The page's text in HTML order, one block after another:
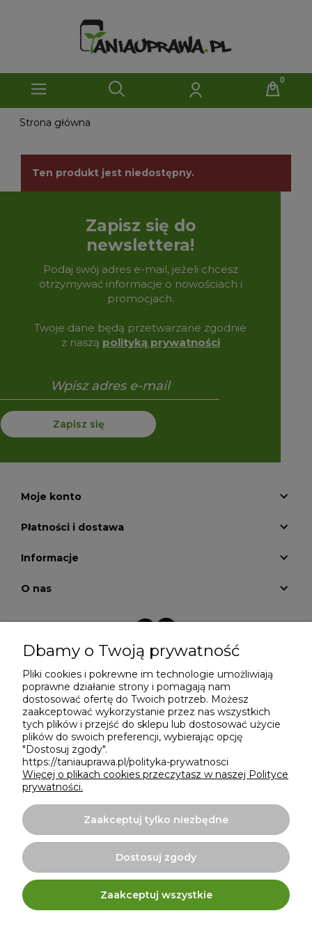
Strona główna
Ten produkt jest niedostępny.
Zapisz się do
newslettera!
Podaj swój adres e-mail, jeżeli chcesz
otrzymywać informacje o nowościach i
promocjach.
Twoje dane będą przetwarzane zgodnie
z naszą polityką prywatności
Zapisz się
Moje konto
Płatności i dostawa
Informacje
O nas
Projekt i wykonanie:Ecommercy.pl
Internetowy sklep TaniaUprawa.pl | ul. Bulwar Ikara 15a,
54-130 Wrocław |taniauprawa@gmail.com
954| NIP: 8982061414 | REGON: 020425304
Dbamy o Twoją prywatność
Pliki cookies i pokrewne im technologie umożliwiają
poprawne działanie strony i pomagają nam
dostosować ofertę do Twoich potrzeb. Możesz
zaakceptować wykorzystanie przez nas wszystkich
tych plików i przejść do sklepu lub dostosować użycie
plików do swoich preferencji, wybierając opcję
"Dostosuj zgody".
https://taniauprawa.pl/polityka-prywatnosci
Więcej o plikach cookies przeczytasz w naszej Polityce
prywatności.
Zaakceptuj tylko niezbędne
Dostosuj zgody
Zaakceptuj wszystkie